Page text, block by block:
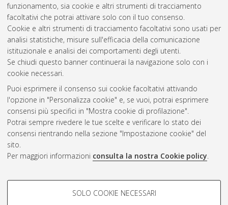
funzionamento, sia cookie e altri strumenti di tracciamento
facoltativi che potrai attivare solo con il tuo consenso.
Cookie e altri strumenti di tracciamento facoltativi sono usati per
analisi statistiche, misure sull'efficacia della comunicazione
istituzionale e analisi dei comportamenti degli utenti.
Se chiudi questo banner continuerai la navigazione solo con i
cookie necessari.
Puoi esprimere il consenso sui cookie facoltativi attivando
l'opzione in "Personalizza cookie" e, se vuoi, potrai esprimere
consensi più specifici in "Mostra cookie di profilazione".
Potrai sempre rivedere le tue scelte e verificare lo stato dei
consensi rientrando nella sezione "Impostazione cookie" del
sito.
Per maggiori informazioni consulta la nostra Cookie policy.
COOKIE DI PROFILAZIONE -
SOLO COOKIE NECESSARI
Gestione del documento:
Atom
Rss 1.0
Rss 2.0
AMS Laurea
Impostazioni Cookie
Informativa sulla privacy